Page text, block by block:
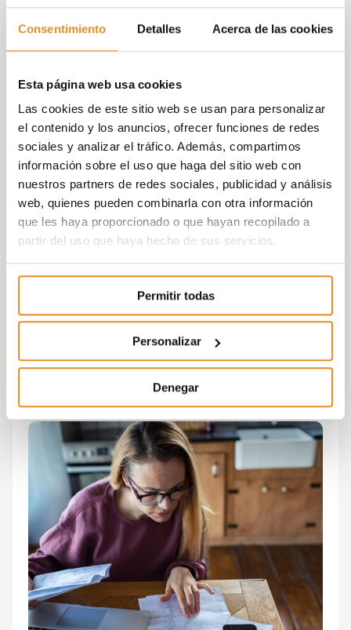
Consentimiento Detalles Acerca de las cookies
Esta página web usa cookies
Las cookies de este sitio web se usan para personalizar
el contenido y los anuncios, ofrecer funciones de redes
sociales y analizar el tráfico. Además, compartimos
información sobre el uso que haga del sitio web con
nuestros partners de redes sociales, publicidad y análisis
web, quienes pueden combinarla con otra información
que les haya proporcionado o que hayan recopilado a
partir del uso que haya hecho de sus servicios.
Permitir todas
Personalizar
Denegar
Casas que hacen la vida más fácil